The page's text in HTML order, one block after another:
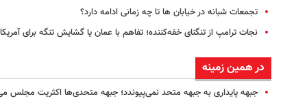
تجمعات شبانه در خیابان ها تا چه زمانی ادامه دارد؟
نجات ترامپ از تنگنای خفه‌کننده‌؛ تفاهم با عمان یا گشایش تنگه برای
در همین زمینه
جبهه پایداری به جبهه متحد نمی‌پیوندد؛ جبهه متحدی‌ها اکثریت مجلس